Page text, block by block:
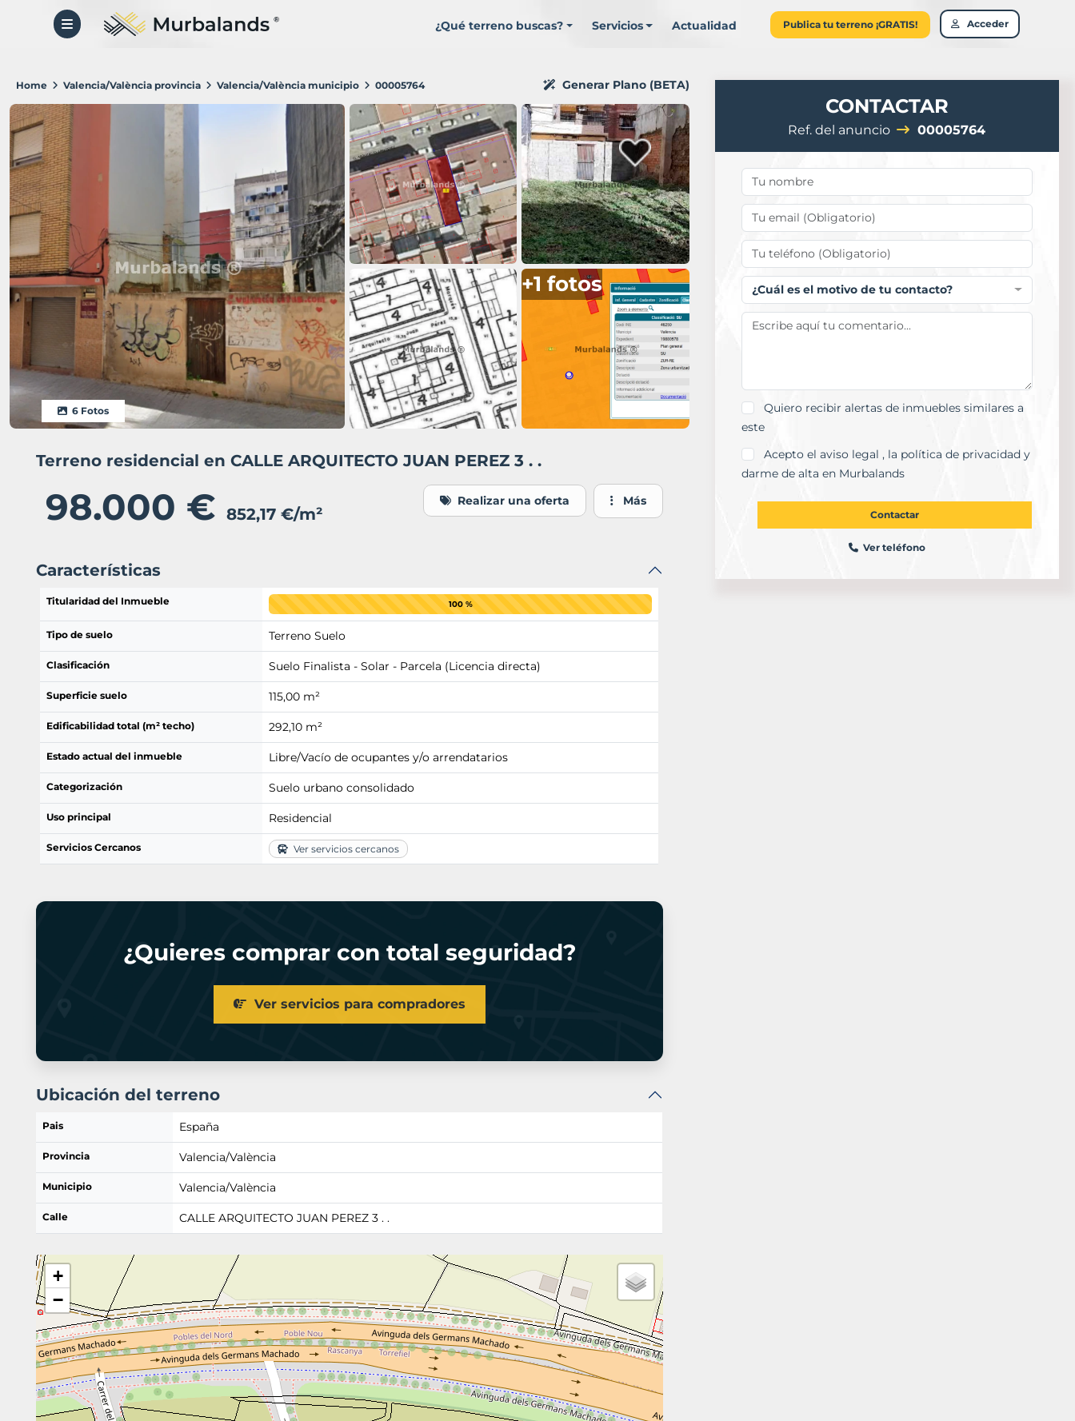
¿Qué terreno buscas? Servicios Actualidad Publica tu terreno ¡GRATIS! Acceder
Home Valencia/València provincia Valencia/València municipio 00005764 Generar Plano (BETA)
6 Fotos
Terreno residencial en CALLE ARQUITECTO JUAN PEREZ 3 . .
98.000 € 852,17 €/m²
Realizar una oferta Más
Características
Titularidad del Inmueble 100 %
Tipo de suelo Terreno Suelo
Clasificación Suelo Finalista - Solar - Parcela (Licencia directa)
Superficie suelo 115,00 m²
Edificabilidad total (m² techo) 292,10 m²
Estado actual del inmueble Libre/Vacío de ocupantes y/o arrendatarios
Categorización Suelo urbano consolidado
Uso principal Residencial
Servicios Cercanos Ver servicios cercanos
¿Quieres comprar con total seguridad?
Ver servicios para compradores
Ubicación del terreno
Pais España
Provincia Valencia/València
Municipio Valencia/València
Calle CALLE ARQUITECTO JUAN PEREZ 3 . .
+
−
CONTACTAR
Ref. del anuncio 00005764
¿Cuál es el motivo de tu contacto?
Quiero recibir alertas de inmuebles similares a
este
Acepto el aviso legal , la política de privacidady
darme de alta en Murbalands
Contactar
Ver teléfono